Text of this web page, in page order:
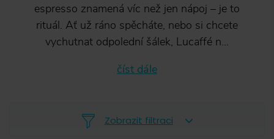
espresso znamená víc než jen nápoj – je to
rituál. Ať už ráno spěcháte, nebo si chcete
vychutnat odpolední šálek, Lucaffé n...
číst dále
Zobrazit filtraci